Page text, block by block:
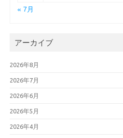
« 7月
アーカイブ
2026年8月
2026年7月
2026年6月
2026年5月
2026年4月